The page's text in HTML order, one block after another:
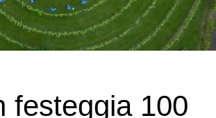
festeggia 100